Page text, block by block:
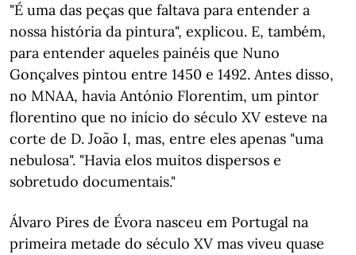
"É uma das peças que faltava para entender a
nossa história da pintura", explicou. E, também,
para entender aqueles painéis que Nuno
Gonçalves pintou entre 1450 e 1492. Antes disso,
no MNAA, havia António Florentim, um pintor
florentino que no início do século XV esteve na
corte de D. João I, mas, entre eles apenas "uma
nebulosa". "Havia elos muitos dispersos e
sobretudo documentais."
Álvaro Pires de Évora nasceu em Portugal na
primeira metade do século XV mas viveu quase